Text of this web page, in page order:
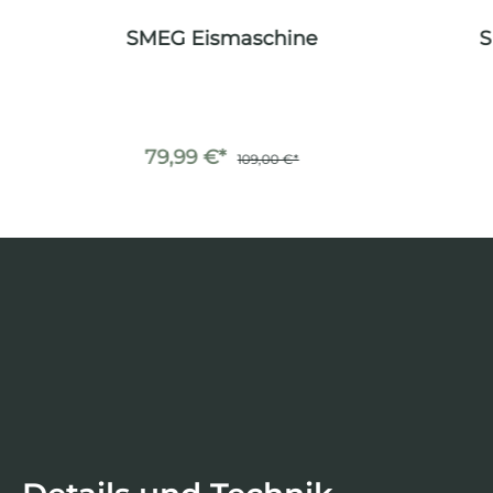
SMEG Eismaschine
79,99 €* 109,00 €*